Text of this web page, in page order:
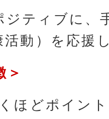
ジティブに、
動）を応援
＞
どポイン